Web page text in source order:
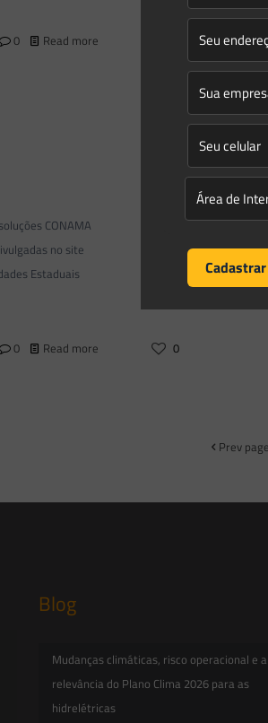
0 Read more
CONAMA
no site
Estaduais
0 Read more
Áreas de
impacto
A problemática da
estudo de impacto
licenciamento
0
Prev page
Blog
Mudanças climáticas, risco operacional e a
relevância do Plano Clima 2026 para as
hidrelétricas